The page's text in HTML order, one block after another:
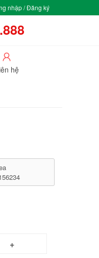
nhập / Đăng ký
hệ